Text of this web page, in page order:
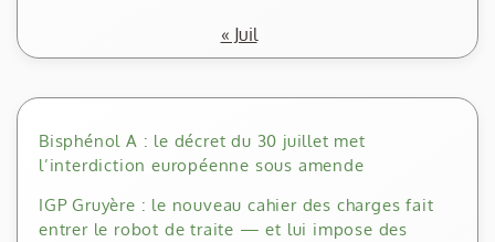
« Juil
Bisphénol A : le décret du 30 juillet met
l’interdiction européenne sous amende
IGP Gruyère : le nouveau cahier des charges fait
entrer le robot de traite — et lui impose des